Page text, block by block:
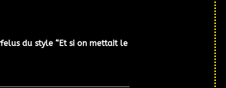
du style “Et si on mettait le